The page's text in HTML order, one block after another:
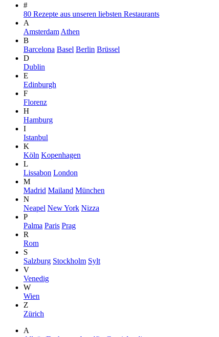
#
80 Rezepte aus unseren liebsten Restaurants
A
Amsterdam Athen
B
Barcelona Basel Berlin Brüssel
D
Dublin
E
Edinburgh
F
Florenz
H
Hamburg
I
Istanbul
K
Köln Kopenhagen
L
Lissabon London
M
Madrid Mailand München
N
Neapel New York Nizza
P
Palma Paris Prag
R
Rom
S
Salzburg Stockholm Sylt
V
Venedig
W
Wien
Z
Zürich
A